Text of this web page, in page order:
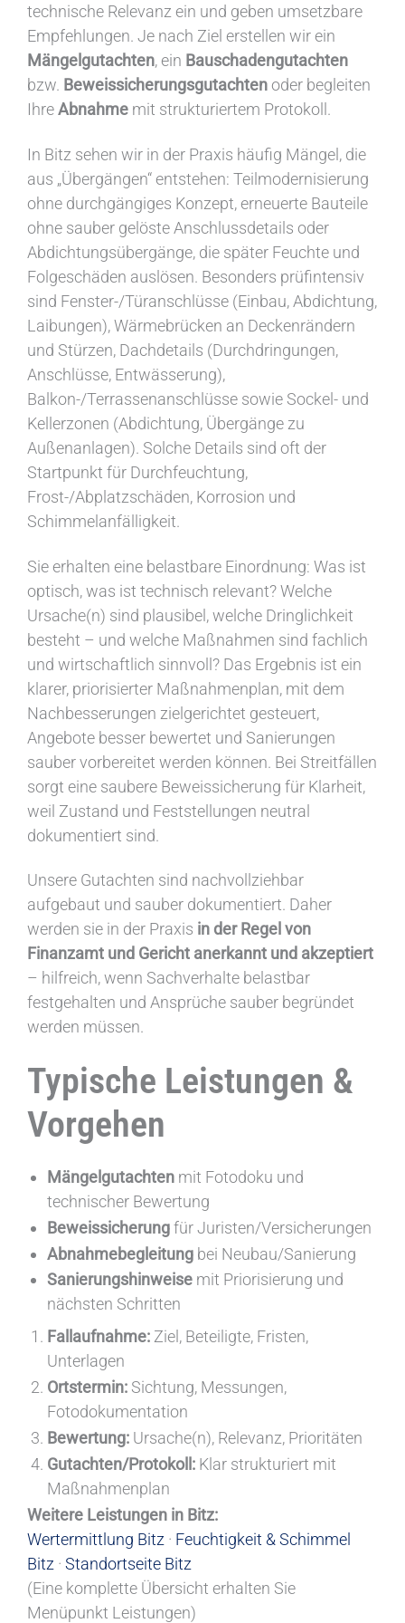
technische Relevanz ein und geben umsetzbare
Empfehlungen. Je nach Ziel erstellen wir ein
Mängelgutachten, ein Bauschadengutachten
bzw. Beweissicherungsgutachten oder begleiten
IhreAbnahme mit strukturiertem Protokoll.
In Bitz sehen wir in der Praxis häufig Mängel, die
aus „Übergängen“ entstehen: Teilmodernisierung
ohne durchgängiges Konzept, erneuerte Bauteile
ohne sauber gelöste Anschlussdetails oder
Abdichtungsübergänge, die später Feuchte und
Folgeschäden auslösen. Besonders prüfintensiv
sind Fenster-/Türanschlüsse (Einbau, Abdichtung,
Laibungen), Wärmebrücken an Deckenrändern
und Stürzen, Dachdetails (Durchdringungen,
Anschlüsse, Entwässerung),
Balkon-/Terrassenanschlüsse sowie Sockel- und
Kellerzonen (Abdichtung, Übergänge zu
Außenanlagen). Solche Details sind oft der
Startpunkt für Durchfeuchtung,
Frost-/Abplatzschäden, Korrosion und
Schimmelanfälligkeit.
Sie erhalten eine belastbare Einordnung: Was ist
optisch, was ist technisch relevant? Welche
Ursache(n) sind plausibel, welche Dringlichkeit
besteht – und welche Maßnahmen sind fachlich
und wirtschaftlich sinnvoll? Das Ergebnis ist ein
klarer, priorisierter Maßnahmenplan, mit dem
Nachbesserungen zielgerichtet gesteuert,
Angebote besser bewertet und Sanierungen
sauber vorbereitet werden können. Bei Streitfällen
sorgt eine saubere Beweissicherung für Klarheit,
weil Zustand und Feststellungen neutral
dokumentiert sind.
Unsere Gutachten sind nachvollziehbar
aufgebaut und sauber dokumentiert. Daher
werden sie in der Praxis in der Regel von
Finanzamt und Gericht anerkannt und akzeptiert
– hilfreich, wenn Sachverhalte belastbar
festgehalten und Ansprüche sauber begründet
werden müssen.
Typische Leistungen &
Vorgehen
Mängelgutachtenmit Fotodoku und
technischer Bewertung
Beweissicherungfür Juristen/Versicherungen
Abnahmebegleitungbei Neubau/Sanierung
Sanierungshinweisemit Priorisierung und
nächsten Schritten
Fallaufnahme:Ziel, Beteiligte, Fristen,
Unterlagen
Ortstermin:Sichtung, Messungen,
Fotodokumentation
Bewertung:Ursache(n), Relevanz, Prioritäten
Gutachten/Protokoll:Klar strukturiert mit
Maßnahmenplan
Weitere Leistungen in Bitz:
Wertermittlung Bitz · Feuchtigkeit & Schimmel
Bitz · Standortseite Bitz
(Eine komplette Übersicht erhalten Sie
Menüpunkt Leistungen)